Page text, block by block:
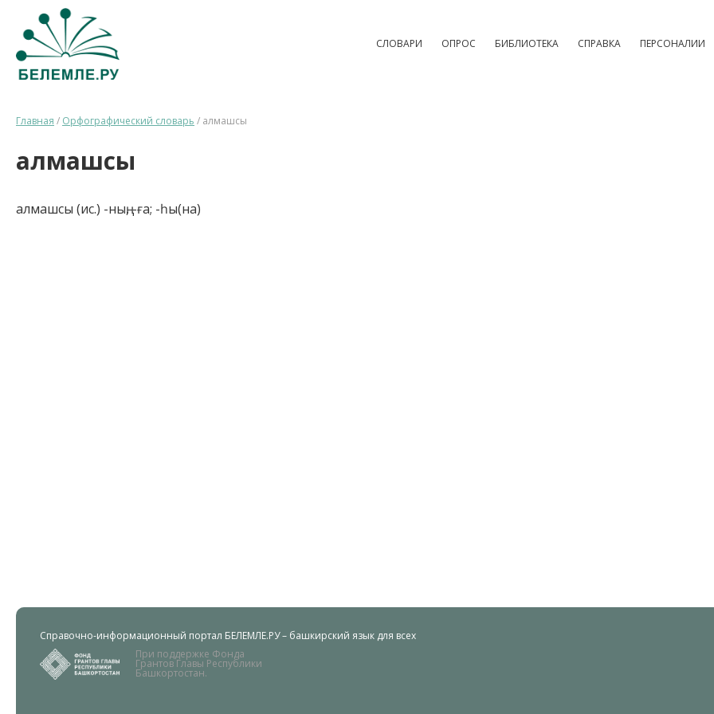
СЛОВАРИ ОПРОС БИБЛИОТЕКА СПРАВКА ПЕРСОНАЛИИ
Главная / Орфографический словарь / алмашсы
алмашсы
алмашсы (ис.) -ның, -ға; -һы(на)
Справочно-информационный портал БЕЛЕМЛЕ.РУ – башкирский язык для всех
При поддержке Фонда
Грантов Главы Республики
Башкортостан.